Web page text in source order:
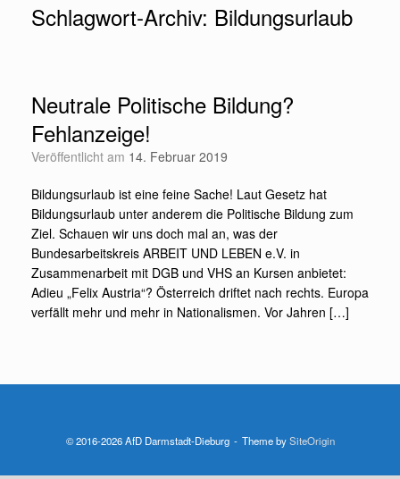
Schlagwort-Archiv: Bildungsurlaub
Neutrale Politische Bildung?
Fehlanzeige!
Veröffentlicht am 14. Februar 2019
Bildungsurlaub ist eine feine Sache! Laut Gesetz hat
Bildungsurlaub unter anderem die Politische Bildung zum
Ziel. Schauen wir uns doch mal an, was der
Bundesarbeitskreis ARBEIT UND LEBEN e.V. in
Zusammenarbeit mit DGB und VHS an Kursen anbietet:
Adieu „Felix Austria“? Österreich driftet nach rechts. Europa
verfällt mehr und mehr in Nationalismen. Vor Jahren […]
© 2016-2026 AfD Darmstadt-Dieburg Theme bySiteOrigin